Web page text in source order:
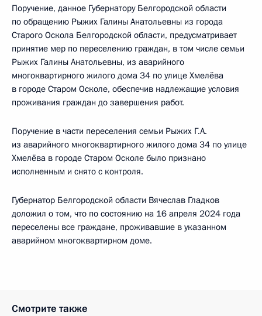
Поручение, данное Губернатору Белгородской области
по обращению Рыжих Галины Анатольевны из города
Старого Оскола Белгородской области, предусматривает
принятие мер по переселению граждан, в том числе семьи
Рыжих Галины Анатольевны, из аварийного
многоквартирного жилого дома 34 по улице Хмелёва
в городе Старом Осколе, обеспечив надлежащие условия
проживания граждан до завершения работ.
Поручение в части переселения семьи Рыжих Г.А.
из аварийного многоквартирного жилого дома 34 по улице
Хмелёва в городе Старом Осколе было признано
исполненным и снято с контроля.
Губернатор Белгородской области Вячеслав Гладков
доложил о том, что по состоянию на 16 апреля 2024 года
переселены все граждане, проживавшие в указанном
аварийном многоквартирном доме.
Смотрите также